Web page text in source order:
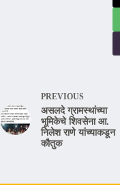
PREVIOUS
असलदे ग्रामस्थांच्या
भूमिकेचे शिवसेना आ.
निलेश राणे यांच्याकडून
कौतुक